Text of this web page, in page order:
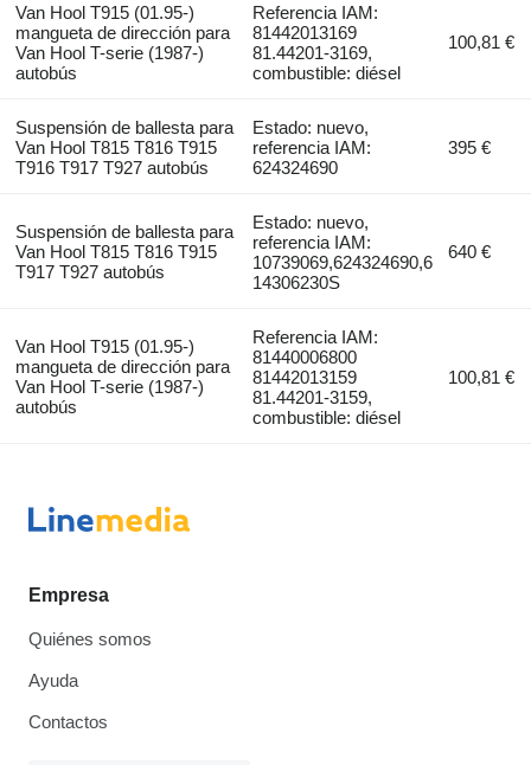
Van Hool T915 (01.95-)
mangueta de dirección para
Van Hool T-serie (1987-)
autobús
Referencia IAM:
81442013169
81.44201-3169,
combustible: diésel
100,81 €
Suspensión de ballesta para
Van Hool T815 T816 T915
T916 T917 T927 autobús
Estado: nuevo,
referencia IAM:
624324690
395 €
Suspensión de ballesta para
Van Hool T815 T816 T915
T917 T927 autobús
Estado: nuevo,
referencia IAM:
10739069,624324690,6
14306230S
640 €
Van Hool T915 (01.95-)
mangueta de dirección para
Van Hool T-serie (1987-)
autobús
Referencia IAM:
81440006800
81442013159
81.44201-3159,
combustible: diésel
100,81 €
Empresa
Quiénes somos
Ayuda
Contactos